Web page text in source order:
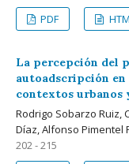
PDF
La percepción del
autoadscripción
contextos urbanos
Rodrigo Sobarzo Ruiz,
Díaz, Alfonso Pimentel
202 - 215